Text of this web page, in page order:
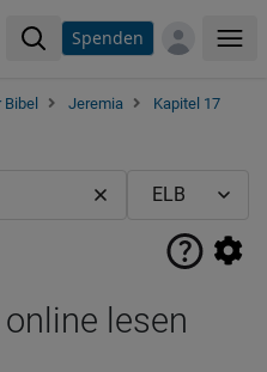
Spenden
Jeremia
Kapitel 17
lesen